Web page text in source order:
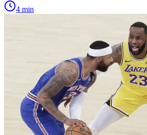
4 min